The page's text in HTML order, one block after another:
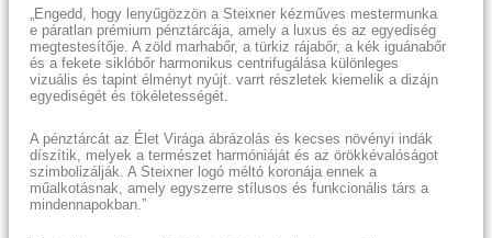
„Engedd, hogy lenyűgözzön a Steixner kézműves mestermunka
e páratlan prémium pénztárcája, amely a luxus és az egyediség
megtestesítője. A zöld marhabőr, a türkiz rájabőr, a kék iguánabőr
és a fekete siklóbőr harmonikus centrifugálása különleges
vizuális és tapint élményt nyújt. varrt részletek kiemelik a dizájn
egyediségét és tökéletességét.
A pénztárcát az Élet Virága ábrázolás és kecses növényi indák
díszítik, melyek a természet harmóniáját és az örökkévalóságot
szimbolizálják. A Steixner logó méltó koronája ennek a
műalkotásnak, amely egyszerre stílusos és funkcionális társ a
mindennapokban.”